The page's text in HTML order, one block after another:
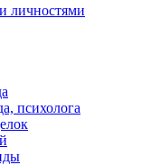
личностями
психолога